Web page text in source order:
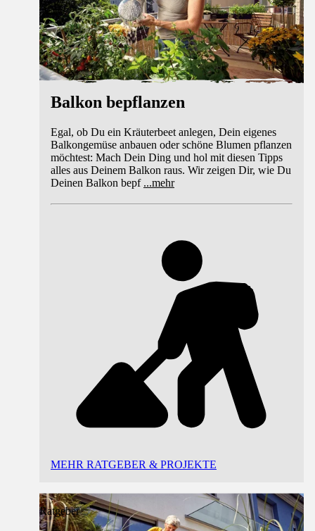
Balkon bepflanzen
Egal, ob Du ein Kräuterbeet anlegen, Dein eigenes
Balkongemüse anbauen oder schöne Blumen pflanzen
möchtest: Mach Dein Ding und hol mit diesen Tipps
alles aus Deinem Balkon raus. Wir zeigen Dir, wie Du
Deinen Balkon bepf ...mehr
MEHR RATGEBER & PROJEKTE
Ratgeber